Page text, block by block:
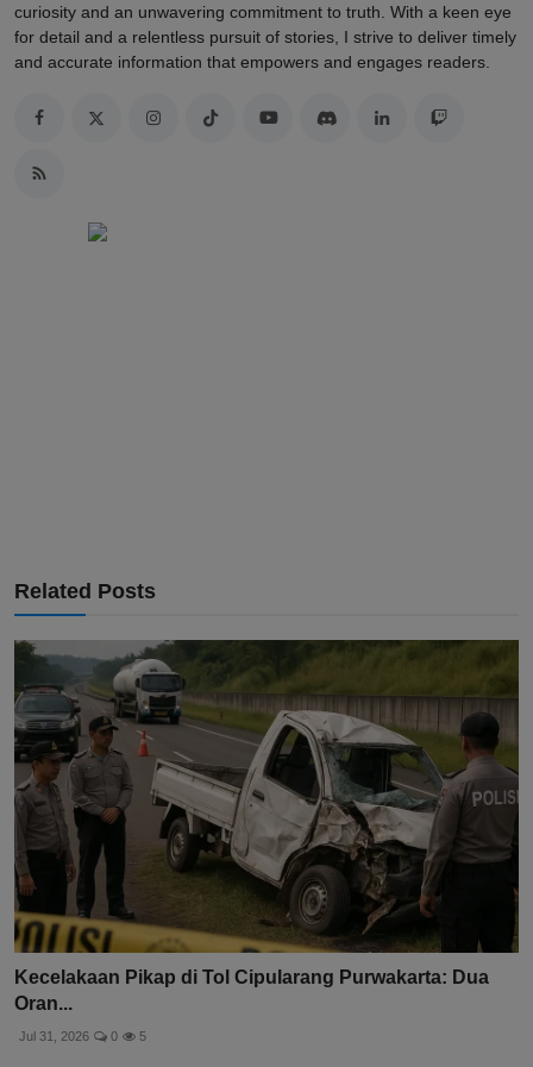
curiosity and an unwavering commitment to truth. With a keen eye
for detail and a relentless pursuit of stories, I strive to deliver timely
and accurate information that empowers and engages readers.
Related Posts
Kecelakaan Pikap di Tol Cipularang Purwakarta: Dua
Oran...
Jul 31, 2026 0 5